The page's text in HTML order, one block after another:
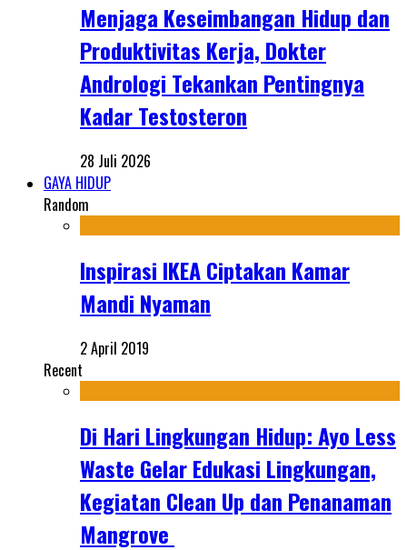
Menjaga Keseimbangan Hidup dan
Produktivitas Kerja, Dokter
Andrologi Tekankan Pentingnya
Kadar Testosteron
28 Juli 2026
GAYA HIDUP
Random
Inspirasi IKEA Ciptakan Kamar
Mandi Nyaman
2 April 2019
Recent
Di Hari Lingkungan Hidup: Ayo Less
Waste Gelar Edukasi Lingkungan,
Kegiatan Clean Up dan Penanaman
Mangrove